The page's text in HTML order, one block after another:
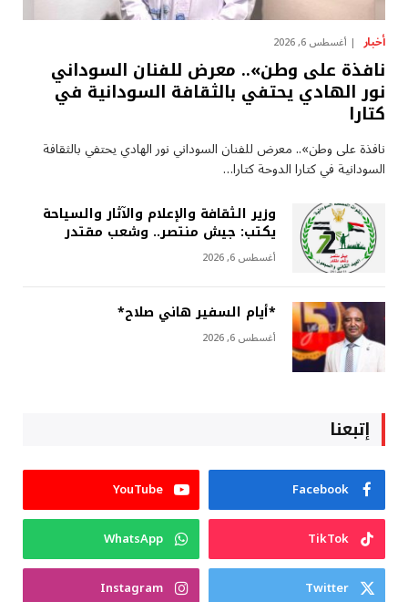
أخبار أغسطس 6, 2026
نافذة على وطن».. معرض للفنان السوداني
نور الهادي يحتفي بالثقافة السودانية في
كتارا
نافذة على وطن».. معرض للفنان السوداني نور الهادي يحتفي بالثقافة
السودانية في كتارا الدوحة كتارا…
وزير الثقافة والإعلام والآثار والسياحة
يكتب: جيش منتصر.. وشعب مقتدر
أغسطس 6, 2026
*أيام السفير هاني صلاح*
أغسطس 6, 2026
إتبعنا
Facebook
YouTube
TikTok
WhatsApp
Twitter
Instagram